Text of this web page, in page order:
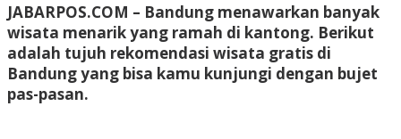
JABARPOS.COM – Bandung menawarkan banyak
wisata menarik yang ramah di kantong. Berikut
adalah tujuh rekomendasi wisata gratis di
Bandung yang bisa kamu kunjungi dengan bujet
pas-pasan.